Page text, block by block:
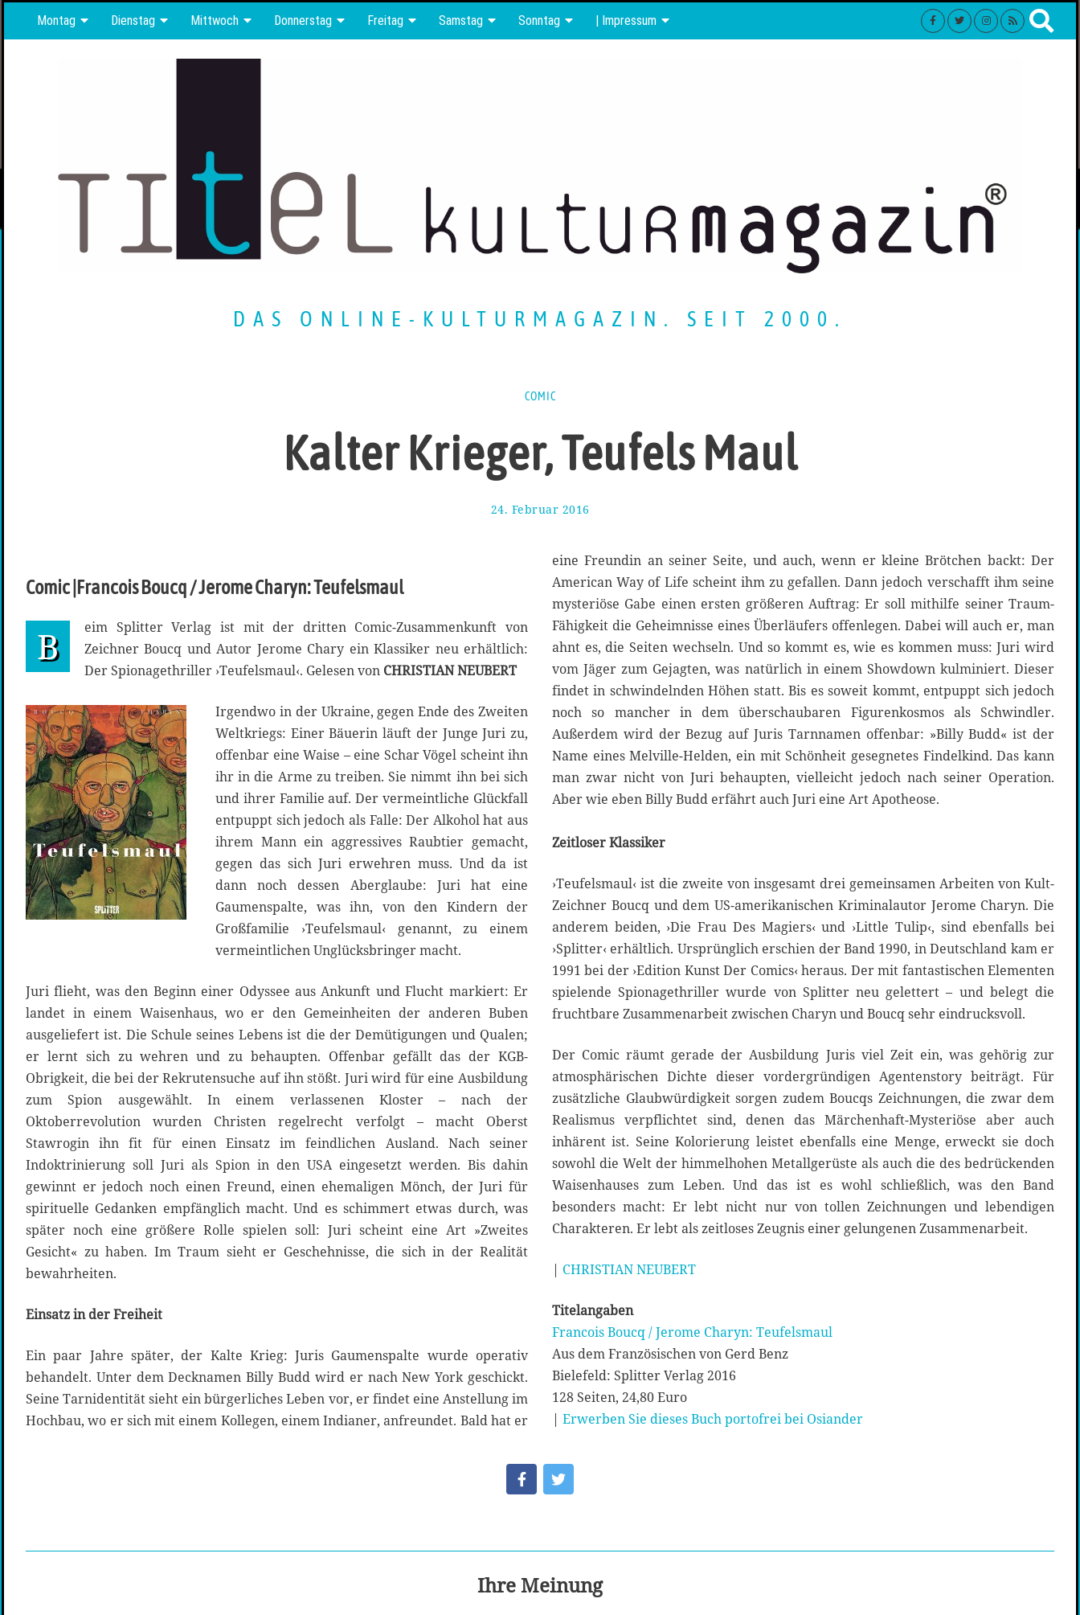
Montag Dienstag Mittwoch Donnerstag Freitag Samstag Sonntag | Impressum
DAS ONLINE-KULTURMAGAZIN. SEIT 2000.
COMIC
Kalter Krieger, Teufels Maul
24. Februar 2016
F
e
b
r
u
r
2
0
6
Comic |Francois Boucq / Jerome Charyn: Teufelsmaul
B
eim Splitter Verlag ist mit der dritten Comic-Zusammenkunft von
Zeichner Boucq und Autor Jerome Chary ein Klassiker neu erhältlich:
Der Spionagethriller ›Teufelsmaul‹. Gelesen von CHRISTIAN NEUBERT
Irgendwo in der Ukraine, gegen Ende des Zweiten
Weltkriegs: Einer Bäuerin läuft der Junge Juri zu,
offenbar eine Waise – eine Schar Vögel scheint ihn
ihr in die Arme zu treiben. Sie nimmt ihn bei sich
und ihrer Familie auf. Der vermeintliche Glückfall
entpuppt sich jedoch als Falle: Der Alkohol hat aus
ihrem Mann ein aggressives Raubtier gemacht,
gegen das sich Juri erwehren muss. Und da ist
dann noch dessen Aberglaube: Juri hat eine
Gaumenspalte, was ihn, von den Kindern der
Großfamilie ›Teufelsmaul‹ genannt, zu einem
vermeintlichen Unglücksbringer macht.
Juri flieht, was den Beginn einer Odyssee aus Ankunft und Flucht markiert: Er
landet in einem Waisenhaus, wo er den Gemeinheiten der anderen Buben
ausgeliefert ist. Die Schule seines Lebens ist die der Demütigungen und Qualen;
er lernt sich zu wehren und zu behaupten. Offenbar gefällt das der KGB-
Obrigkeit, die bei der Rekrutensuche auf ihn stößt. Juri wird für eine Ausbildung
zum Spion ausgewählt. In einem verlassenen Kloster – nach der
Oktoberrevolution wurden Christen regelrecht verfolgt – macht Oberst
Stawrogin ihn fit für einen Einsatz im feindlichen Ausland. Nach seiner
Indoktrinierung soll Juri als Spion in den USA eingesetzt werden. Bis dahin
gewinnt er jedoch noch einen Freund, einen ehemaligen Mönch, der Juri für
spirituelle Gedanken empfänglich macht. Und es schimmert etwas durch, was
später noch eine größere Rolle spielen soll: Juri scheint eine Art »Zweites
Gesicht« zu haben. Im Traum sieht er Geschehnisse, die sich in der Realität
bewahrheiten.
Einsatz in der Freiheit
Ein paar Jahre später, der Kalte Krieg: Juris Gaumenspalte wurde operativ
behandelt. Unter dem Decknamen Billy Budd wird er nach New York geschickt.
Seine Tarnidentität sieht ein bürgerliches Leben vor, er findet eine Anstellung im
Hochbau, wo er sich mit einem Kollegen, einem Indianer, anfreundet. Bald hat er
eine Freundin an seiner Seite, und auch, wenn er kleine Brötchen backt: Der
American Way of Life scheint ihm zu gefallen. Dann jedoch verschafft ihm seine
mysteriöse Gabe einen ersten größeren Auftrag: Er soll mithilfe seiner Traum-
Fähigkeit die Geheimnisse eines Überläufers offenlegen. Dabei will auch er, man
ahnt es, die Seiten wechseln. Und so kommt es, wie es kommen muss: Juri wird
vom Jäger zum Gejagten, was natürlich in einem Showdown kulminiert. Dieser
findet in schwindelnden Höhen statt. Bis es soweit kommt, entpuppt sich jedoch
noch so mancher in dem überschaubaren Figurenkosmos als Schwindler.
Außerdem wird der Bezug auf Juris Tarnnamen offenbar: »Billy Budd« ist der
Name eines Melville-Helden, ein mit Schönheit gesegnetes Findelkind. Das kann
man zwar nicht von Juri behaupten, vielleicht jedoch nach seiner Operation.
Aber wie eben Billy Budd erfährt auch Juri eine Art Apotheose.
Zeitloser Klassiker
›Teufelsmaul‹ ist die zweite von insgesamt drei gemeinsamen Arbeiten von Kult-
Zeichner Boucq und dem US-amerikanischen Kriminalautor Jerome Charyn. Die
anderem beiden, ›Die Frau Des Magiers‹ und ›Little Tulip‹, sind ebenfalls bei
›Splitter‹ erhältlich. Ursprünglich erschien der Band 1990, in Deutschland kam er
1991 bei der ›Edition Kunst Der Comics‹ heraus. Der mit fantastischen Elementen
spielende Spionagethriller wurde von Splitter neu gelettert – und belegt die
fruchtbare Zusammenarbeit zwischen Charyn und Boucq sehr eindrucksvoll.
Der Comic räumt gerade der Ausbildung Juris viel Zeit ein, was gehörig zur
atmosphärischen Dichte dieser vordergründigen Agentenstory beiträgt. Für
zusätzliche Glaubwürdigkeit sorgen zudem Boucqs Zeichnungen, die zwar dem
Realismus verpflichtet sind, denen das Märchenhaft-Mysteriöse aber auch
inhärent ist. Seine Kolorierung leistet ebenfalls eine Menge, erweckt sie doch
sowohl die Welt der himmelhohen Metallgerüste als auch die des bedrückenden
Waisenhauses zum Leben. Und das ist es wohl schließlich, was den Band
besonders macht: Er lebt nicht nur von tollen Zeichnungen und lebendigen
Charakteren. Er lebt als zeitloses Zeugnis einer gelungenen Zusammenarbeit.
| CHRISTIAN NEUBERT
Titelangaben
Francois Boucq / Jerome Charyn: Teufelsmaul
Aus dem Französischen von Gerd Benz
Bielefeld: Splitter Verlag 2016
128 Seiten, 24,80 Euro
| Erwerben Sie dieses Buch portofrei bei Osiander
Ihre Meinung